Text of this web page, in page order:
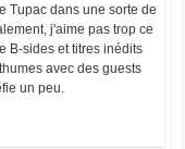
Tupac dans une sorte de
j'aime pas trop ce
B-sides et titres inédits
avec des guests
un peu.